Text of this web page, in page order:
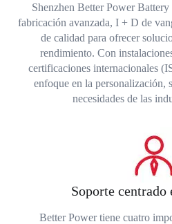
Shenzhen Better Power
fabricación avanzada, I + D de
de calidad para ofrecer
rendimiento. Con
certificaciones internacionales
enfoque en la personalización,
necesidades de las
Soporte
Better Power tiene cuatro